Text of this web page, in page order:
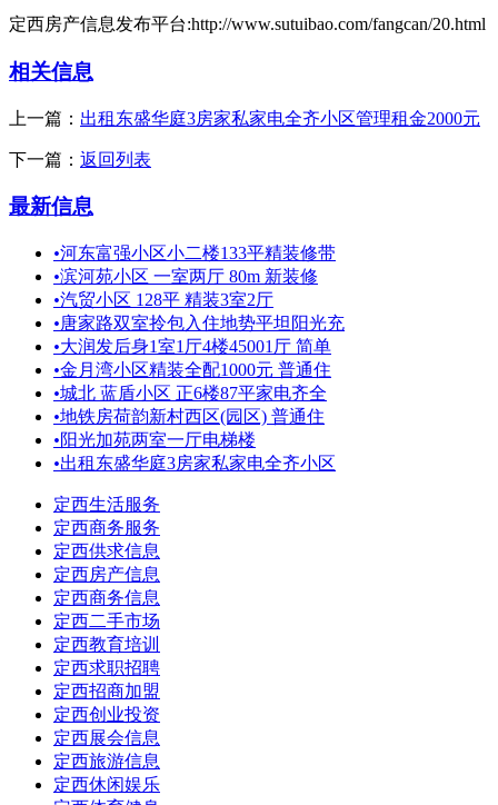
定西房产信息发布平台:http://www.sutuibao.com/fangcan/20.html
相关信息
上一篇： 出租东盛华庭3房家私家电全齐小区管理租金2000元
下一篇： 返回列表
最新信息
•河东富强小区小二楼133平精装修带
•滨河苑小区 一室两厅 80m 新装修
•汽贸小区 128平 精装3室2厅
•唐家路双室拎包入住地势平坦阳光充
•大润发后身1室1厅4楼45001厅 简单
•金月湾小区精装全配1000元 普通住
•城北 蓝盾小区 正6楼87平家电齐全
•地铁房荷韵新村西区(园区) 普通住
•阳光加苑两室一厅电梯楼
•出租东盛华庭3房家私家电全齐小区
定西生活服务
定西商务服务
定西供求信息
定西房产信息
定西商务信息
定西二手市场
定西教育培训
定西求职招聘
定西招商加盟
定西创业投资
定西展会信息
定西旅游信息
定西休闲娱乐